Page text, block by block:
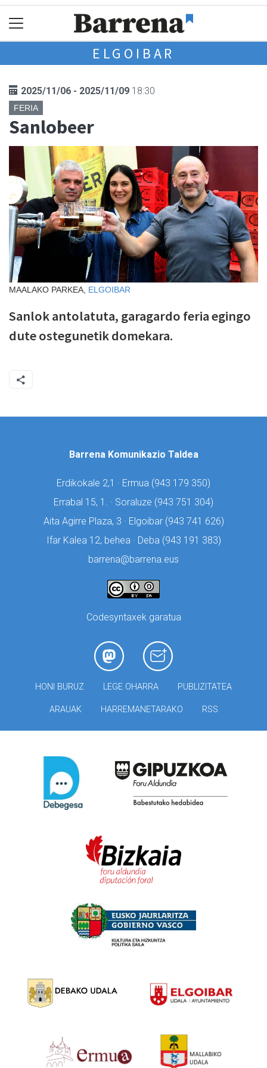
ELGOIBAR
2025/11/06 - 2025/11/09 18:30
FERIA
Sanlobeer
MAALAKO PARKEA, ELGOIBAR
Sanlok antolatuta, garagardo feria egingo
dute ostegunetik domekara.
Barrena Komunikazio Taldea
Erdikokale 2,1 · Ermua (943 179 350)
Errabal 15, 1. · Soraluze (943 751 304)
Aita Agirre Plaza, 3 · Elgoibar (943 741 626)
Ifar Kalea 12, behea · Deba (943 191 383)
barrena@barrena.eus
Codesyntaxek garatua
HONI BURUZ LEGE OHARRA PUBLIZITATEA
ARAUAK HARREMANETARAKO RSS